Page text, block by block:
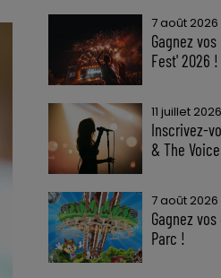
7 août 2026
Gagnez
Fest' 2026 !
11 juillet 2026
Inscrivez-
& The
7 août 2026
Gagnez
Parc !